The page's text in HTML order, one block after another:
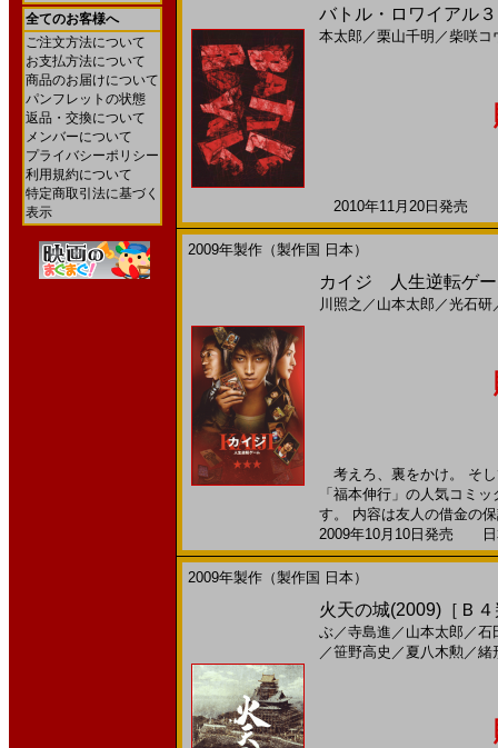
全てのお客様へ
ご注文方法について
お支払方法について
商品のお届けについて
パンフレットの状態
返品・交換について
メンバーについて
プライバシーポリシー
利用規約について
特定商取引法に基づく
表示
バトル・ロワイアル
本太郎 ／栗山千明 ／柴咲コ
2010年11月20日発売
2009年製作（製作国 日本）
カイジ 人生逆転ゲ
川照之 ／ 山本太郎 ／光石研
考えろ、裏をかけ。 そ
「福本伸行」の人気コミ
す。 内容は友人の借金の
2009年10月10日発売 日
2009年製作（製作国 日本）
火天の城(2009)［Ｂ
ぶ／寺島進 ／ 山本太郎 ／石
／笹野高史 ／ 夏八木勲 ／緒